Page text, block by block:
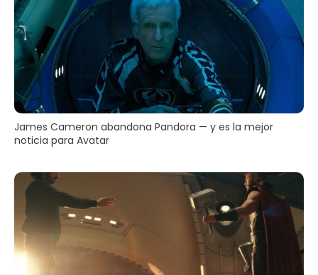
James Cameron abandona Pandora — y es la mejor
noticia para Avatar